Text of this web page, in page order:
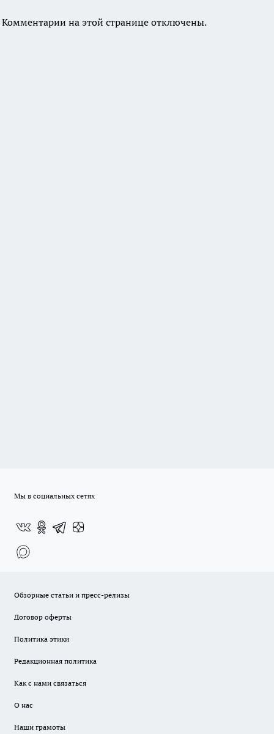
Комментарии на этой странице отключены.
Мы в социальных сетях
Обзорные статьи и пресс-релизы
Договор оферты
Политика этики
Редакционная политика
Как с нами связаться
О нас
Наши грамоты